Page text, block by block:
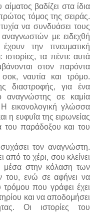
βαδίζει στα ίδια
τόμος της σειράς.
να συνδυάσει τους
με ειδεχθή
την πνευματική
τα πέντε αυτά
στον παρόντα
ναυτία και τρόμο.
διαστροφής, για ένα
αναγνώστης σε καμία
εικονολογική γλώσσα
η ευφυΐα της ειρωνείας
του παράδοξου και του
τον αναγνώστη.
το χέρι, σου κλείνει
μέσα στην κόλαση των
του, ενώ σε αφήνει να
που γράφει έχει
και να αποδομήσει
Οι ιστορίες του